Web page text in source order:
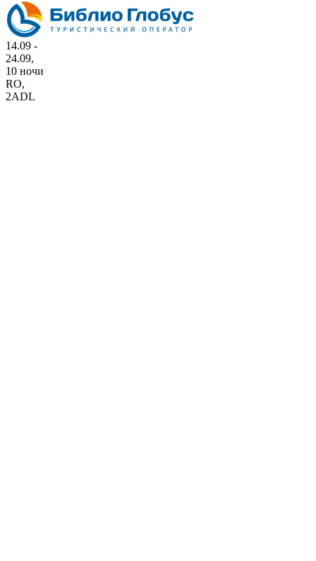
14.09 -
24.09,
10 ночи
RO,
2ADL